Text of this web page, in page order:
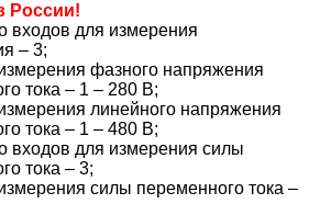
России!
входов для измерения
– 3;
фазного напряжения
тока – 1 – 280 В;
линейного напряжения
тока – 1 – 480 В;
входов для измерения силы
тока – 3;
силы переменного тока –